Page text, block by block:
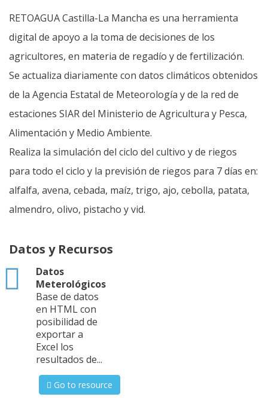
RETOAGUA Castilla-La Mancha es una herramienta
digital de apoyo a la toma de decisiones de los
agricultores, en materia de regadío y de fertilización.
Se actualiza diariamente con datos climáticos obtenidos
de la Agencia Estatal de Meteorología y de la red de
estaciones SIAR del Ministerio de Agricultura y Pesca,
Alimentación y Medio Ambiente.
Realiza la simulación del ciclo del cultivo y de riegos
para todo el ciclo y la previsión de riegos para 7 días en:
alfalfa, avena, cebada, maíz, trigo, ajo, cebolla, patata,
almendro, olivo, pistacho y vid.
Datos y Recursos
Datos
Meterológicos
html
Base de datos
en HTML con
posibilidad de
exportar a
Excel los
resultados de...
Go to resource